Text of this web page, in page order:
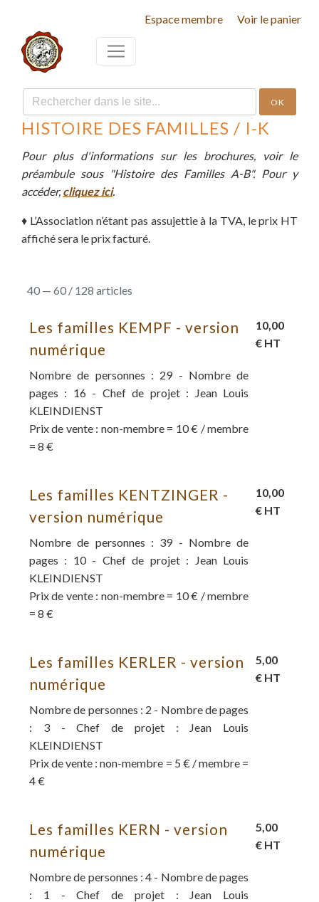
Espace membre Voir le panier
OK
HISTOIRE DES FAMILLES / I-K
Pour plus d'informations sur les brochures, voir le
préambule sous "Histoire des Familles A-B". Pour y
accéder, cliquez ici.
♦ L’Association n’étant pas assujettie à la TVA, le prix HT
affiché sera le prix facturé.
40 — 60 / 128 articles
Les familles KEMPF - version
numérique
Nombre de personnes : 29 - Nombre de
pages : 16 - Chef de projet : Jean Louis
KLEINDIENST
Prix de vente : non-membre = 10 € / membre
= 8 €
10,00
€ HT
Les familles KENTZINGER -
version numérique
Nombre de personnes : 39 - Nombre de
pages : 10 - Chef de projet : Jean Louis
KLEINDIENST
Prix de vente : non-membre = 10 € / membre
= 8 €
10,00
€ HT
Les familles KERLER - version
numérique
Nombre de personnes : 2 - Nombre de pages
: 3 - Chef de projet : Jean Louis
KLEINDIENST
Prix de vente : non-membre = 5 € / membre =
4 €
5,00
€ HT
Les familles KERN - version
numérique
Nombre de personnes : 4 - Nombre de pages
: 1 - Chef de projet : Jean Louis
5,00
€ HT